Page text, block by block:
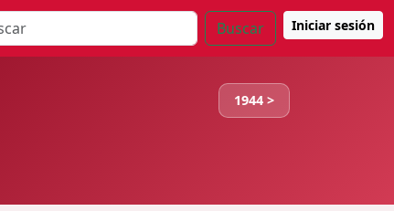
Buscar Iniciar sesión
1944 >